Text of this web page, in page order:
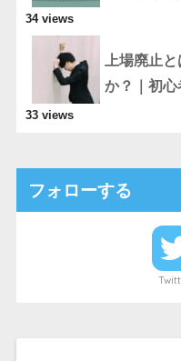
34 views
上場廃止
か？｜初心
33 views
フォローする